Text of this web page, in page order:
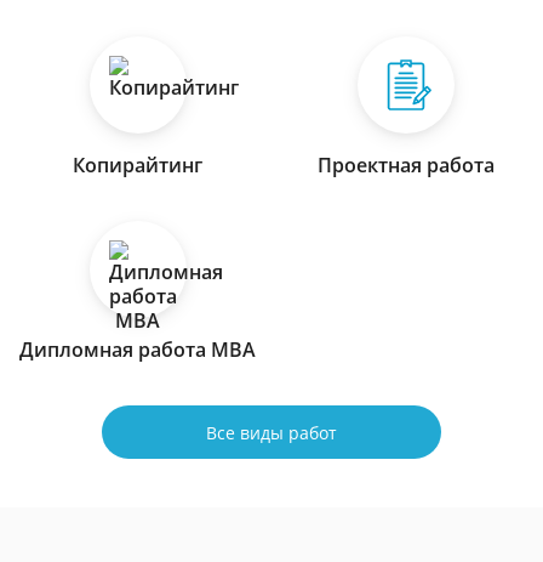
Копирайтинг Проектная работа
Дипломная работа МВА
Все виды работ